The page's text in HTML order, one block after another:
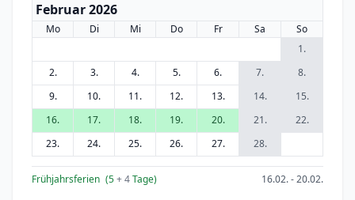
Februar 2026
Mo Di Mi Do Fr Sa
So
1.
2.
3. 4. 5. 6. 7.
8.
9.
10. 11. 12. 13. 14.
15.
16.
17. 18. 19. 20. 21.
22.
23.
24. 25. 26. 27. 28.
Frühjahrsferien (5+ 4Tage) 16.02. - 20.02.